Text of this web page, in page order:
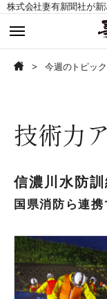
今週のトピックス
読者の声募集
今週のトピックス
読者の声募集
今週のトピッ
技術力
信濃川水防訓
国県消防ら連携